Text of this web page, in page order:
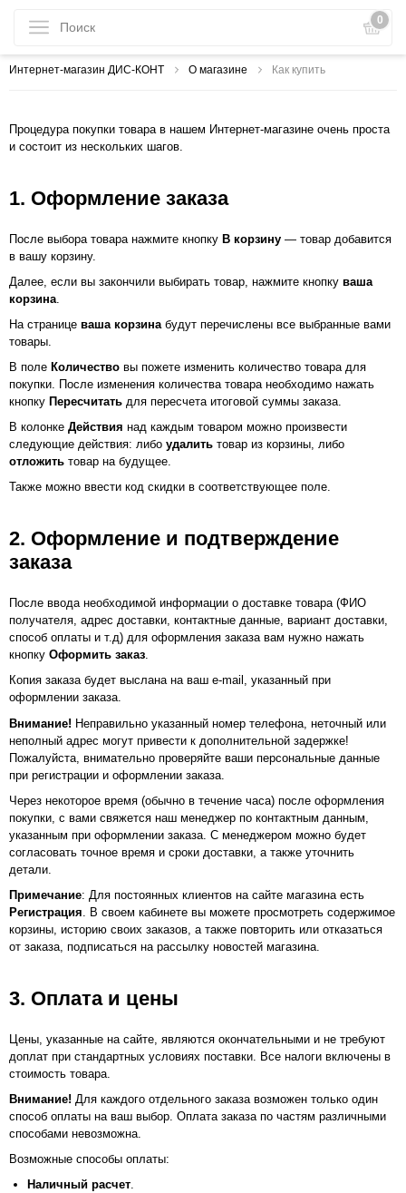
0
Интернет-магазин ДИС-КОНТ О магазине Как купить
Процедура покупки товара в нашем Интернет-магазине очень проста
и состоит из нескольких шагов.
1. Оформление заказа
После выбора товара нажмите кнопку В корзину — товар добавится
в вашу корзину.
Далее, если вы закончили выбирать товар, нажмите кнопку ваша
корзина
На странице ваша корзина будут перечислены все выбранные вами
товары.
В поле Количество вы пожете изменить количество товара для
покупки. После изменения количества товара необходимо нажать
кнопку Пересчитать для пересчета итоговой суммы заказа.
В колонке Действия над каждым товаром можно произвести
следующие действия: либо удалить товар из корзины, либо
отложить товар на будущее.
Также можно ввести код скидки в соответствующее поле.
2. Оформление и подтверждение
заказа
После ввода необходимой информации о доставке товара (ФИО
получателя, адрес доставки, контактные данные, вариант доставки,
способ оплаты и т.д) для оформления заказа вам нужно нажать
кнопку Оформить заказ.
Копия заказа будет выслана на ваш e-mail, указанный при
оформлении заказа.
Внимание! Неправильно указанный номер телефона, неточный или
неполный адрес могут привести к дополнительной задержке!
Пожалуйста, внимательно проверяйте ваши персональные данные
при регистрации и оформлении заказа.
Через некоторое время (обычно в течение часа) после оформления
покупки, с вами свяжется наш менеджер по контактным данным,
указанным при оформлении заказа. С менеджером можно будет
согласовать точное время и сроки доставки, а также уточнить
детали.
Примечание: Для постоянных клиентов на сайте магазина есть
Регистрация . В своем кабинете вы можете просмотреть содержимое
корзины, историю своих заказов, а также повторить или отказаться
от заказа, подписаться на рассылку новостей магазина.
3. Оплата и цены
Цены, указанные на сайте, являются окончательными и не требуют
доплат при стандартных условиях поставки. Все налоги включены в
стоимость товара.
Внимание! Для каждого отдельного заказа возможен только один
способ оплаты на ваш выбор. Оплата заказа по частям различными
способами невозможна.
Возможные способы оплаты:
Наличный расчет.